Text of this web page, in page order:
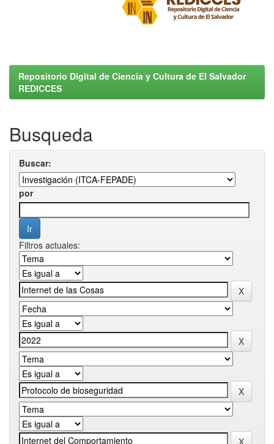
Repositorio Digital de Ciencia y Cultura de El Salvador
REDICCES
Busqueda
Buscar:
por
Filtros actuales: